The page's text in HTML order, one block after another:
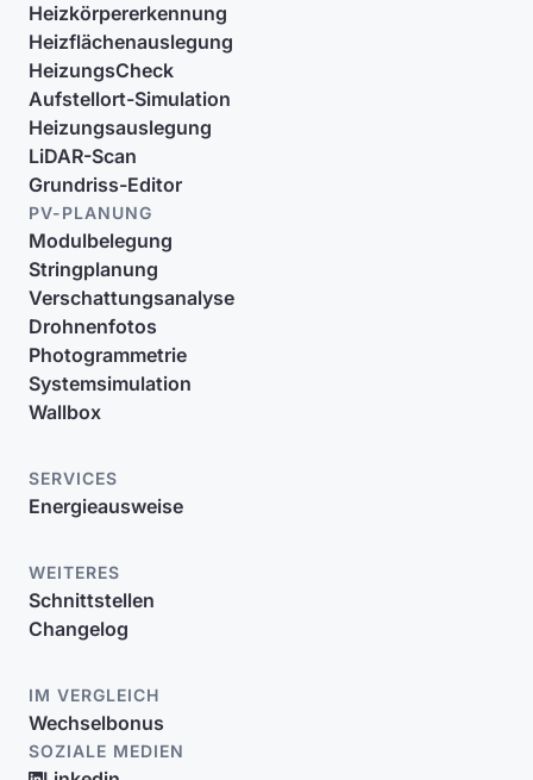
Heizkörpererkennung
Heizflächenauslegung
HeizungsCheck
Aufstellort-Simulation
Heizungsauslegung
LiDAR-Scan
Grundriss-Editor
PV-PLANUNG
Modulbelegung
Stringplanung
Verschattungsanalyse
Drohnenfotos
Photogrammetrie
Systemsimulation
Wallbox
SERVICES
Energieausweise
WEITERES
Schnittstellen
Changelog
IM VERGLEICH
Wechselbonus
SOZIALE MEDIEN